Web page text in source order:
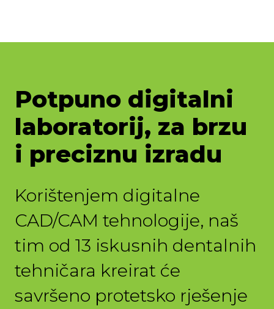
Potpuno digitalni
laboratorij, za brzu
i preciznu izradu
Korištenjem digitalne
CAD/CAM tehnologije, naš
tim od 13 iskusnih dentalnih
tehničara kreirat će
savršeno protetsko rješenje